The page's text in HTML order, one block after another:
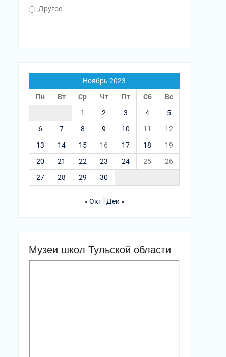
Другое
Ноябрь 2023
Пн
Вт Ср Чт Пт Сб
Вс
1
2 3 4
5
6
7 8 9 10 11
12
13
14 15 16 17 18
19
20
21 22 23 24 25
26
27
28 29 30
« Окт Дек »
Музеи школ Тульской области